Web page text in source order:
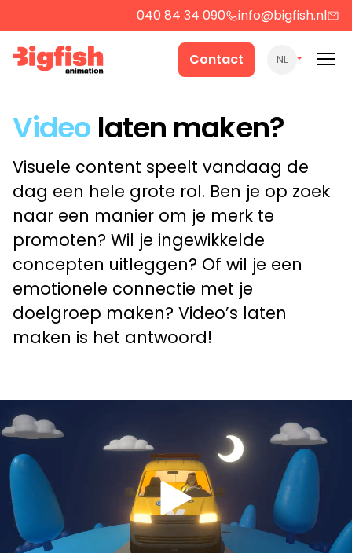
040 84 34 090 info@bigfish.nl
Contact NL
Werk
Producten
Over ons
Contact
Strategie
Video laten maken?
Visuele content speelt vandaag de
dag een hele grote rol. Ben je op zoek
naar een manier om je merk te
promoten? Wil je ingewikkelde
concepten uitleggen? Of wil je een
emotionele connectie met je
doelgroep maken? Video’s laten
maken is het antwoord!